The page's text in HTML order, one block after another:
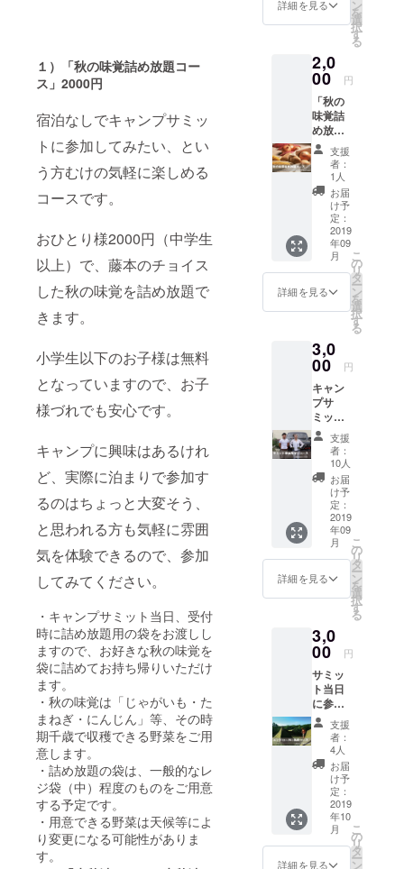
１）「秋の味覚詰め放題コー
ス」2000円
宿泊なしでキャンプサミッ
トに参加してみたい、とい
う方むけの気軽に楽しめる
コースです。
おひとり様2000円（中学生
以上）で、藤本のチョイス
した秋の味覚を詰め放題で
きます。
小学生以下のお子様は無料
となっていますので、お子
様づれでも安心です。
キャンプに興味はあるけれ
ど、実際に泊まりで参加す
るのはちょっと大変そう、
と思われる方も気軽に雰囲
気を体験できるので、参加
してみてください。
・キャンプサミット当日、受付
時に詰め放題用の袋をお渡しし
ますので、お好きな秋の味覚を
袋に詰めてお持ち帰りいただけ
ます。
・秋の味覚は「じゃがいも・た
まねぎ・にんじん」等、その時
期千歳で収穫できる野菜をご用
意します。
・詰め放題の袋は、一般的なレ
ジ袋（中）程度のものをご用意
する予定です。
・用意できる野菜は天候等によ
り変更になる可能性がありま
す。
メント
選手
権」等
です。
優勝者
には八
丸セレ
クト
キャン
プギア
プレゼ
ントが
ありま
す。
「憧れ
の冬
プに初
挑
戦！」
という
方も
「キャ
ンプは
やっぱ
り冬が
最
高！」
という
方も参
加お待
ちして
いま
す！
1月12日
曜）～
13日
（月祝
日）開
催予
定。
詳細を見る ン
を
選
択
す
る
2,0
00 円
「秋の
味覚詰
め放題
コー
ス」 宿
泊なし
でキャ
ンプサ
ミット
に参加
してみ
たい、
という
方むけ
の気軽
に楽し
コース
です。
おひと
り様
2000円
（中学
生以
上）
で、藤
本の
チョイ
スした
秋の味
覚を詰
め放題
できま
す。 小
無料と
なって
います
ので、
お子様
づれで
も安心
です。
キャン
プに興
味はあ
るけれ
ど、実
際に泊
まりで
参加す
るのは
支援
者：
1人
お届
け予
定：
2019
年09
月
詳細を見る
こ
の
リ
タ
ー
ン
を
選
択
す
る
3,0
00 円
キャン
プサ
ミット
のイベ
ントを
生温か
く見守
りなが
ら、手
作りの
キャン
プ場で
キャン
プをし
てみた
い！と
向けの
コース
です。
１）
キャン
プサ
ミット
を見学
して、
いろん
なイベ
ントを
眺めな
がら
キャン
プした
い！と
支援
者：
10人
お届
け予
定：
2019
年09
月
詳細を見る
こ
の
リ
タ
ー
ン
を
選
択
す
る
3,0
00 円
サミッ
ト当日
に参加
できな
いけれ
ど、楽
しさを
感じた
い方向
けの
コース
です。
１）八
丸TVで
支援
者：
4人
お届
け予
定：
2019
年10
月
詳細を見る
こ
の
リ
タ
ー
ン